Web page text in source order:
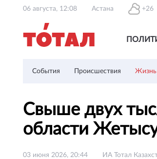
06 августа, 12:08 Астана +26
События Происшествия Жизнь
Свыше двух
области
03 июня 2026, 20:44 ИА Тотал